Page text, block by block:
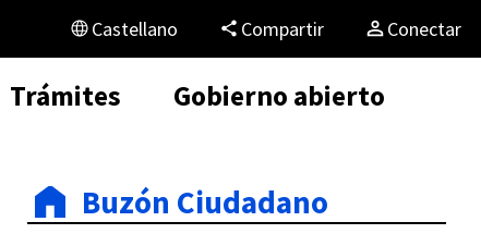
Castellano Compartir Conectar
Trámites Gobierno abierto
Buzón Ciudadano